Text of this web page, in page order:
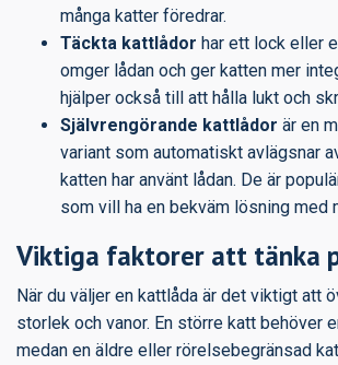
många katter föredrar.
Täckta kattlådor har ett lock eller
omger lådan och ger katten mer
hjälper också till att hålla lukt och
Självrengörande kattlådor är en
variant som automatiskt avlägsnar
katten har använt lådan. De är
som vill ha en bekväm lösning med
Viktiga faktorer att tänka
När du väljer en kattlåda är det viktigt att
storlek och vanor. En större katt behöver
medan en äldre eller rörelsebegränsad